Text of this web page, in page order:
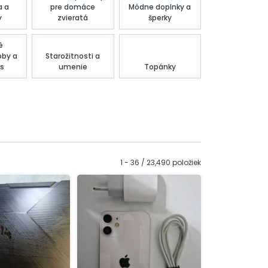
a
pre domáce
zvieratá
Módne doplnky a
šperky
a
Starožitnosti a
umenie
Topánky
1 - 36 / 23,490 položiek